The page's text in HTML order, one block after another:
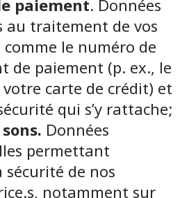
paiement. Données
au traitement de vos
le numéro de
de paiement (p. ex., le
carte de crédit) et
qui s’y rattache;
Données
permettant
sécurité de nos
notamment sur